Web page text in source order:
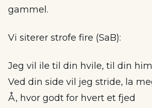
gammel.
Vi siterer strofe fire (SaB):
Jeg vil ile til din hvile, til din
Ved din side vil jeg stride, la
Å, hvor godt for hvert et fjed